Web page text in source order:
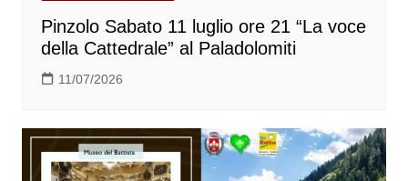
Pinzolo Sabato 11 luglio ore 21 “La voce
della Cattedrale” al Paladolomiti
11/07/2026